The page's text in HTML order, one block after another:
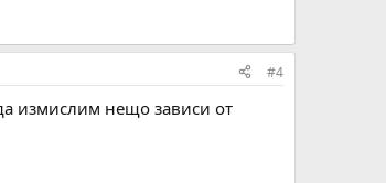
#4
измислим нещо зависи от